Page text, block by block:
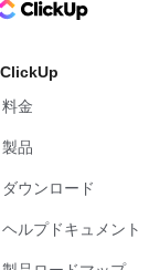
Logo
ClickUp
料金
製品
ダウンロード
ヘルプドキュメント